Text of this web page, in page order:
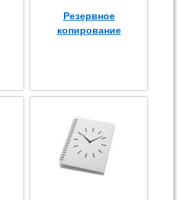
Резервное
копирование